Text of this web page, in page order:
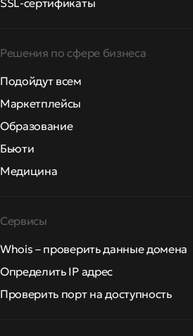
SSL-сертификаты
Решения по сфере бизнеса
Подойдут всем
Маркетплейсы
Образование
Бьюти
Медицина
Сервисы
Whois – проверить данные домена
Определить IP адрес
Проверить порт на доступность